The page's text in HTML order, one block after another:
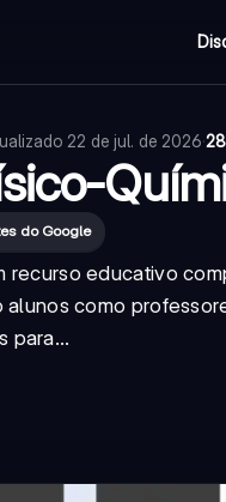
22 de jul. de 2026·
do Google
educativo
alunos como
para...